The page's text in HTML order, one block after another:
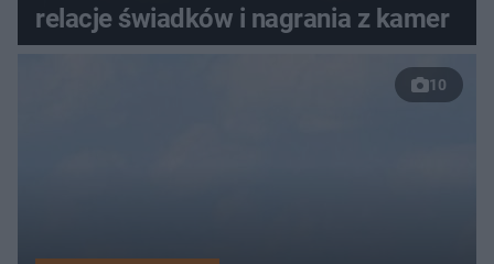
relacje świadków i nagrania z kamer
10